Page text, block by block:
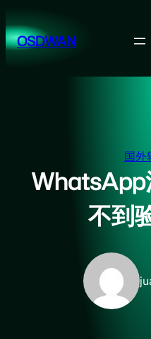
至
内OSDWAN
国外
WhatsApp
不到